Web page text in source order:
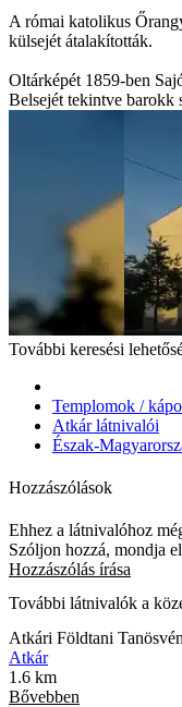
A római katolikus
külsejét átalakították.
Oltárképét 1859-ben
Belsejét tekintve barokk
További keresési
Templomok /
Atkár látnivalói
Észak-
Hozzászólások
Ehhez a látnivalóhoz
Szóljon hozzá, mondja
Hozzászólás írása
További látnivalók a
Atkári Földtani
Atkár
1.6 km
Bővebben